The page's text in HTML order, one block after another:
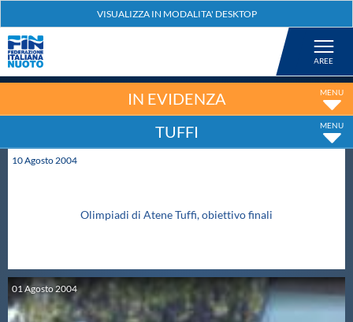
Nuoto
Fondo
IN EVIDENZA
TUFFI
10Agosto2004
Olimpiadi di Atene Tuffi, obiettivo finali
01Agosto2004